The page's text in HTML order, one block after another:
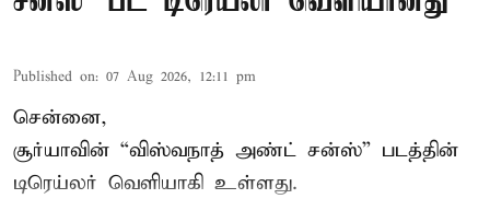
Published on: 07 Aug 2026, 12:11 pm
சென்னை,
சூர்யாவின் “விஸ்வநாத் அண்ட் சன்ஸ்” படத்தின்
டிரெய்லர் வெளியாகி உள்ளது.